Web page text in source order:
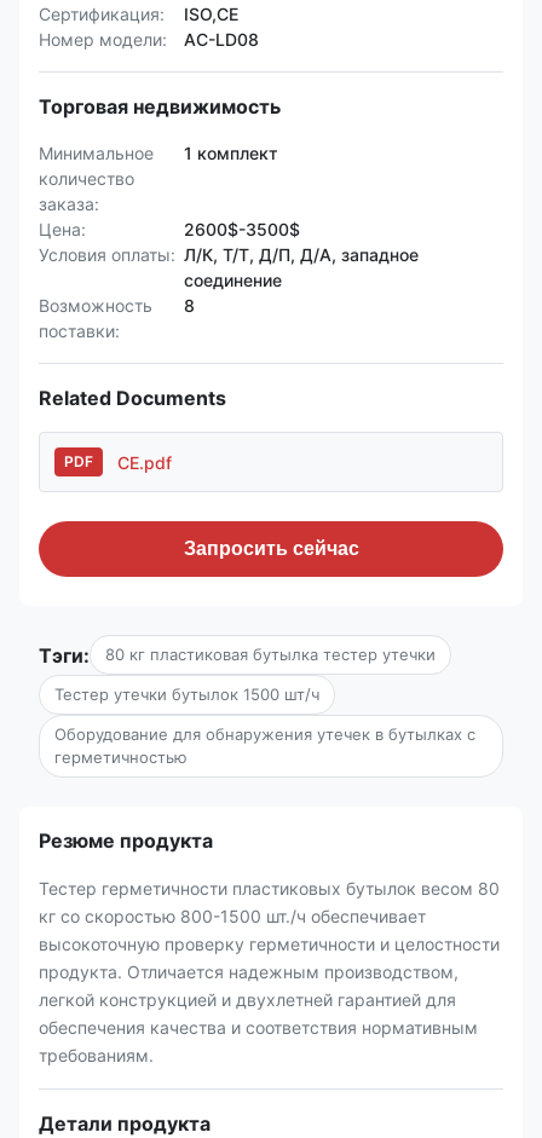
Сертификация:
ISO,CE
Номер модели:
AC-LD08
Торговая недвижимость
Минимальное
количество
заказа:
1 комплект
Цена:
2600$-3500$
Условия оплаты: Л/К, Т/Т, Д/П, Д/А, западное
соединение
Возможность
поставки:
8
Related Documents
PDF CE.pdf
Запросить сейчас
Тэги: 80 кг пластиковая бутылка тестер утечки
Тестер утечки бутылок 1500 шт/ч
Оборудование для обнаружения утечек в бутылках с
герметичностью
Резюме продукта
Тестер герметичности пластиковых бутылок весом 80
кг со скоростью 800-1500 шт./ч обеспечивает
высокоточную проверку герметичности и целостности
продукта. Отличается надежным производством,
легкой конструкцией и двухлетней гарантией для
обеспечения качества и соответствия нормативным
требованиям.
Детали продукта